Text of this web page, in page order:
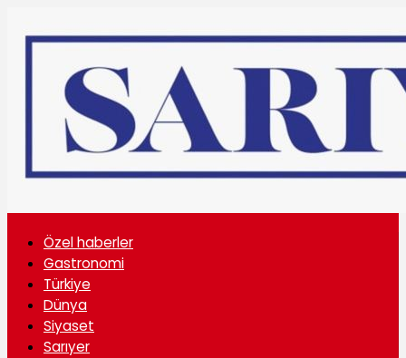
Özel haberler
Gastronomi
Türkiye
Dünya
Siyaset
Sarıyer